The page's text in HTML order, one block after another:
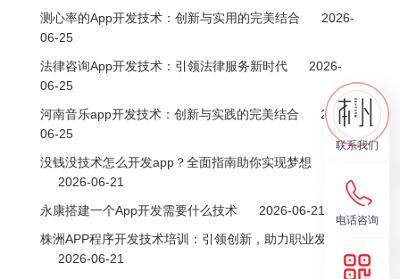
析和个性化推荐，帮你查
简单、省时省力、功能强
动态
测心率的App开发技术：创新与实用的完美结合
2026-
06-25
法律咨询App开发技术：引领法律服务新时代
2026-
06-25
河南音乐app开发技术：创新与实践的完美结合
2026-
06-25
没钱没技术怎么开发app？全面指南助你实现梦想
2026-06-21
永康搭建一个App开发需要什么技术
2026-06-21
株洲APP程序开发技术培训：引领创新，助力职业发展
2026-06-21
联系我们
电话咨询